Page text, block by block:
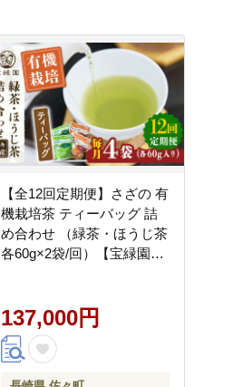
【全12回定期便】さざの 有
機栽培茶 ティーバッグ 詰
め合わせ （緑茶・ほうじ茶
各60g×2袋/回）【宝緑園】
137,000円